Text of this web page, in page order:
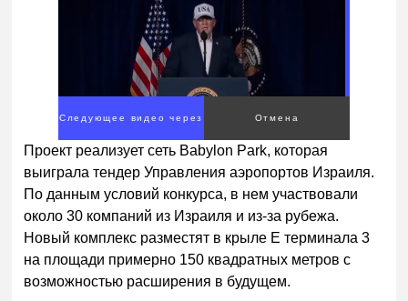
Следующее видео через
2
Отмена
Проект реализует сеть Babylon Park, которая
выиграла тендер Управления аэропортов Израиля.
По данным условий конкурса, в нем участвовали
около 30 компаний из Израиля и из-за рубежа.
Новый комплекс разместят в крыле E терминала 3
на площади примерно 150 квадратных метров с
возможностью расширения в будущем.